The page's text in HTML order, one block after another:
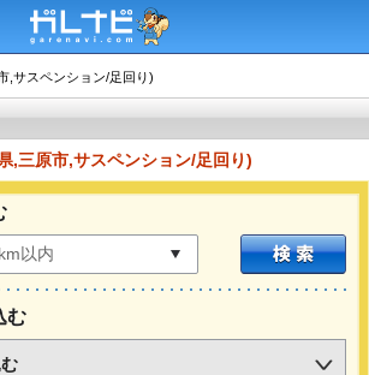
,サスペンション/足回り)
,三原市,サスペンション/足回り)
む